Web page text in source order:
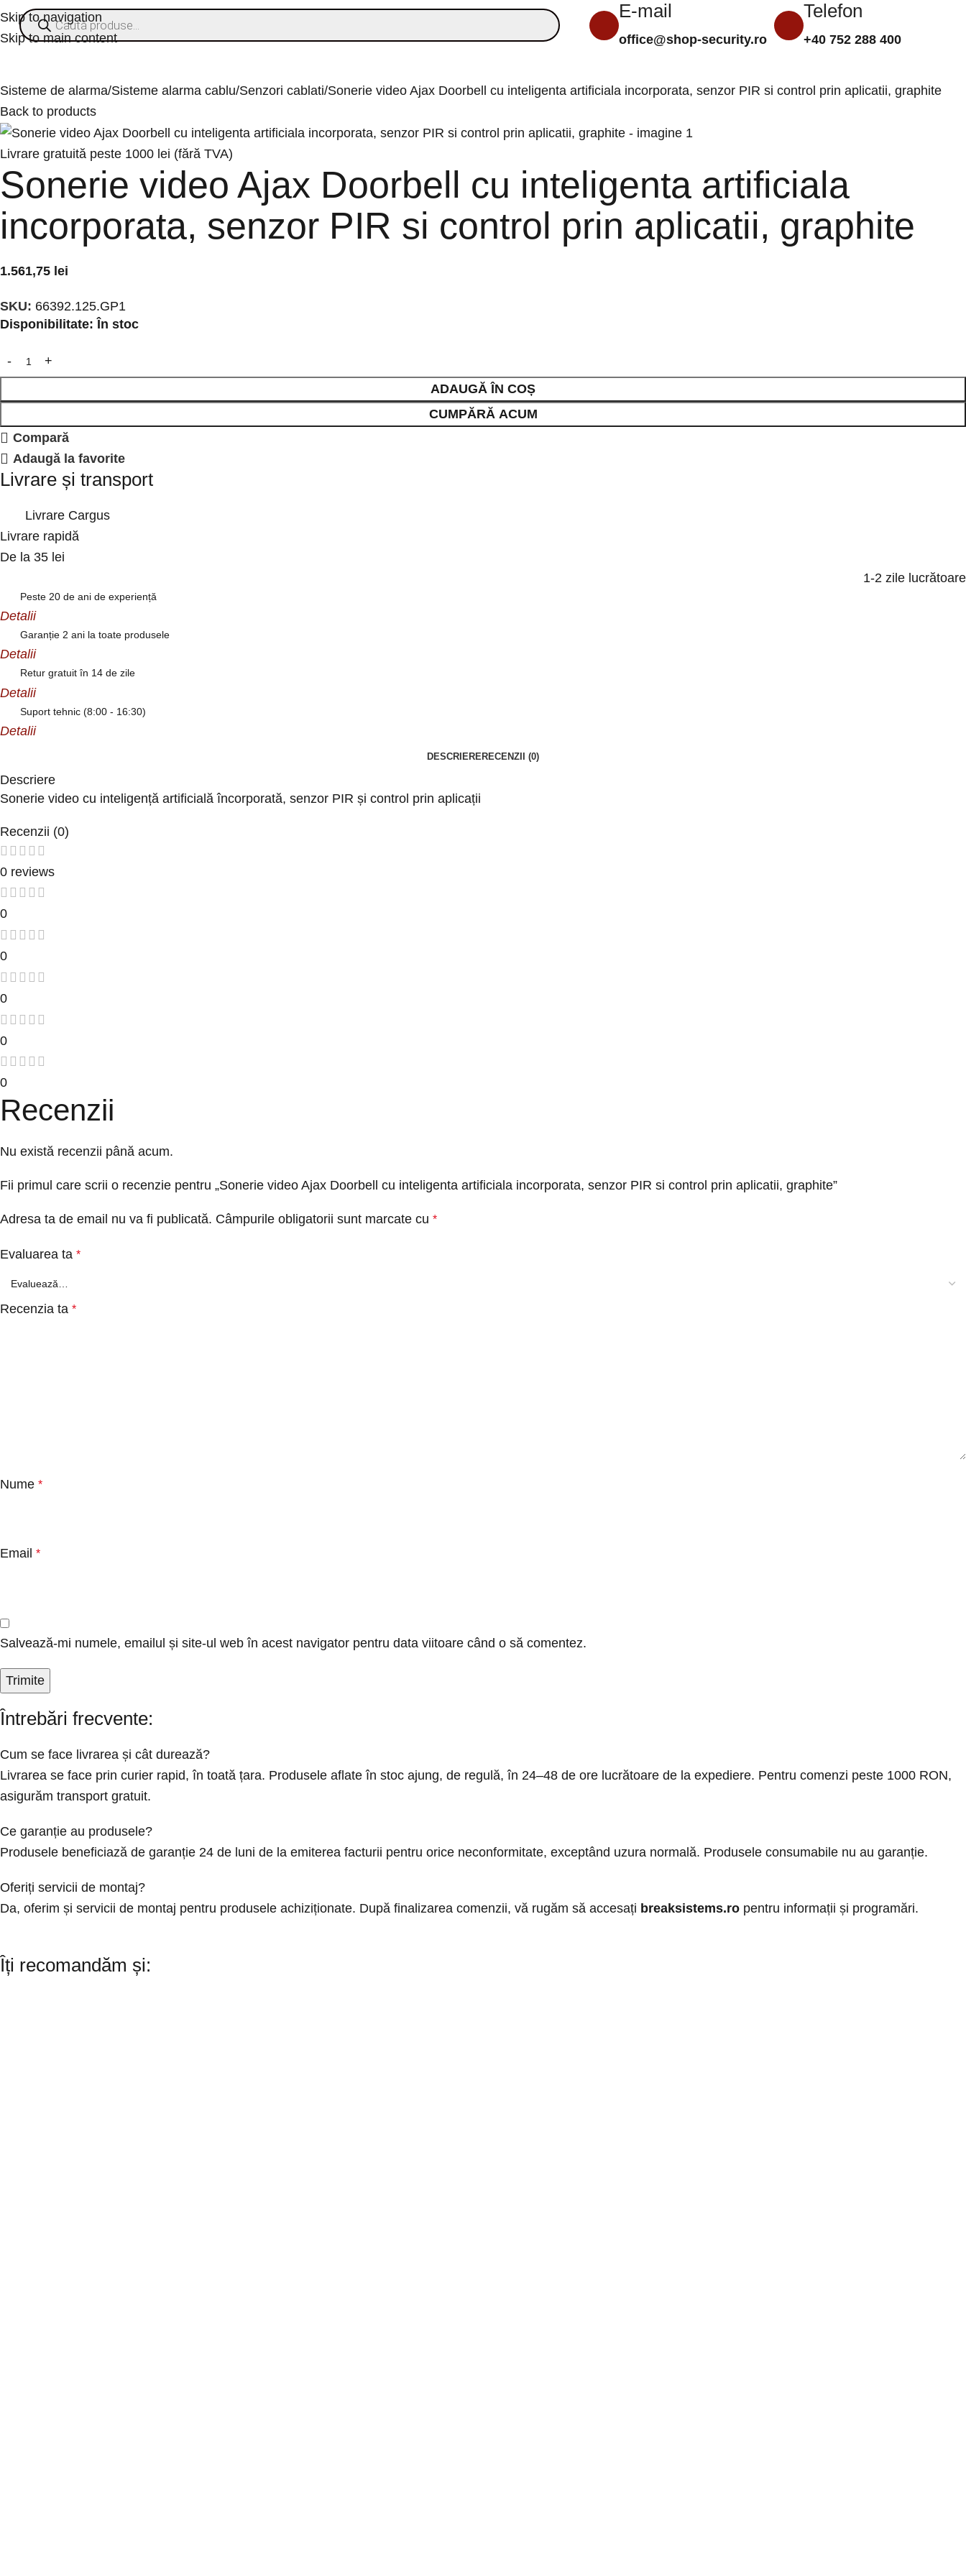
Skip to navigation
Skip to main content
E-mail
office@shop-security.ro
Telefon
+40 752 288 400
Sisteme de alarma Sisteme alarma cablu Senzori cablati Sonerie video Ajax Doorbell cu inteligenta artificiala incorporata, senzor PIR si control prin aplicatii, graphite
Back to products
Livrare gratuită peste 1000 lei (fără TVA)
Sonerie video Ajax Doorbell cu inteligenta artificiala
incorporata, senzor PIR si control prin aplicatii, graphite
1.561,75 lei
SKU: 66392.125.GP1
Disponibilitate: În stoc
ADAUGĂ ÎN COȘ
CUMPĂRĂ ACUM
Compară
Adaugă la favorite
Livrare și transport
Livrare Cargus
Livrare rapidă
De la 35 lei
1-2 zile lucrătoare
Peste 20 de ani de experiență
Detalii
Garanție 2 ani la toate produsele
Detalii
Retur gratuit în 14 de zile
Detalii
Suport tehnic (8:00 - 16:30)
Detalii
DESCRIERERECENZII (0)
Descriere
Sonerie video cu inteligență artificială încorporată, senzor PIR și control prin aplicații
Recenzii (0)
0 reviews
0
0
0
0
0
Recenzii
Nu există recenzii până acum.
Fii primul care scrii o recenzie pentru „Sonerie video Ajax Doorbell cu inteligenta artificiala incorporata, senzor PIR si control prin aplicatii, graphite”
Adresa ta de email nu va fi publicată. Câmpurile obligatorii sunt marcate cu *
Evaluarea ta *
Recenzia ta *
Nume *
Email *
Salvează-mi numele, emailul și site-ul web în acest navigator pentru data viitoare când o să comentez.
Întrebări frecvente:
Cum se face livrarea și cât durează?
Livrarea se face prin curier rapid, în toată țara. Produsele aflate în stoc ajung, de regulă, în 24–48 de ore lucrătoare de la expediere. Pentru comenzi peste 1000 RON,
asigurăm transport gratuit.
Ce garanție au produsele?
Produsele beneficiază de garanție 24 de luni de la emiterea facturii pentru orice neconformitate, exceptând uzura normală. Produsele consumabile nu au garanție.
Oferiți servicii de montaj?
Da, oferim și servicii de montaj pentru produsele achiziționate. După finalizarea comenzii, vă rugăm să accesați breaksistems.ro pentru informații și programări.
Îți recomandăm și: